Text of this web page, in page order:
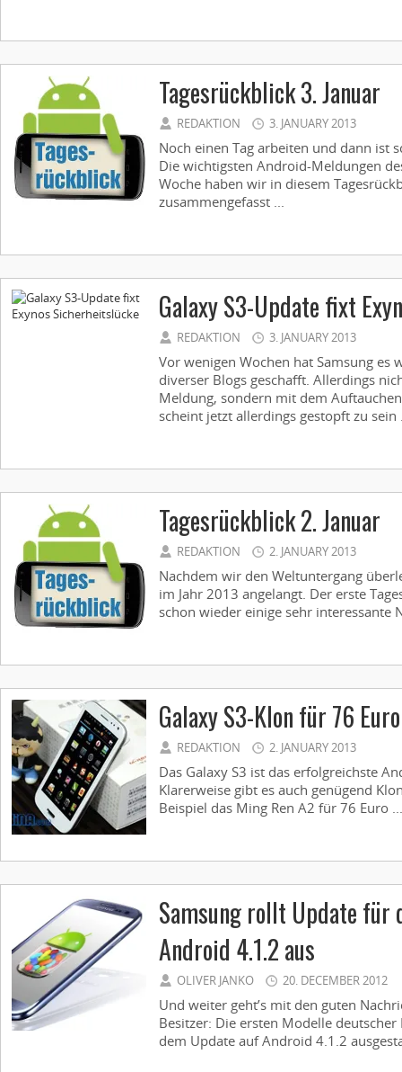
Tagesrückblick 3. Januar
REDAKTION 3. JANUARY 2013
Noch einen Tag arbeiten und dann ist
Die wichtigsten Android-Meldungen
Woche haben wir in diesem
zusammengefasst ...
Galaxy S3-Update fixt
REDAKTION 3. JANUARY 2013
Vor wenigen Wochen hat Samsung es
diverser Blogs geschafft. Allerdings
Meldung, sondern mit dem
scheint jetzt allerdings gestopft zu sein
Tagesrückblick 2. Januar
REDAKTION 2. JANUARY 2013
Nachdem wir den Weltuntergang
im Jahr 2013 angelangt. Der erste
schon wieder einige sehr interessante
Galaxy S3-Klon für 76
REDAKTION 2. JANUARY 2013
Das Galaxy S3 ist das erfolgreichste
Klarerweise gibt es auch genügend
Beispiel das Ming Ren A2 für 76 Euro ...
Samsung rollt Update für
Android 4.1.2 aus
OLIVER JANKO 20. DECEMBER 2012
Und weiter geht’s mit den guten
Besitzer: Die ersten Modelle
dem Update auf Android 4.1.2